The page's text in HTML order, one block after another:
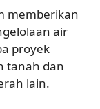
memberikan
air
proyek
tanah dan
lain.